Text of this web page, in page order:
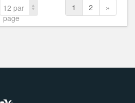
12 par
page
1 2 »